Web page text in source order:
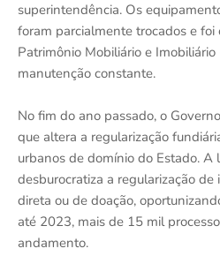
superintendência. Os
foram parcialmente trocados e foi
Patrimônio Mobiliário e Imobiliário
manutenção constante.
No fim do ano passado, o
que altera a regularização
urbanos de domínio do Estado. A
desburocratiza a regularização
direta ou de doação,
até 2023, mais de 15 mil
andamento.